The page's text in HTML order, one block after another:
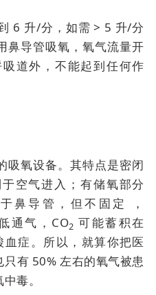
6 升/分，如需 > 5 升/分
鼻导管吸氧，氧气流量开
道外，不能起到任何作
吸氧设备。其特点是密闭
空气进入；有储氧部分
鼻导管，但不固定 ，
通气，CO2 可能蓄积在
症。所以，就算你把医
有 50% 左右的氧气被患
毒。